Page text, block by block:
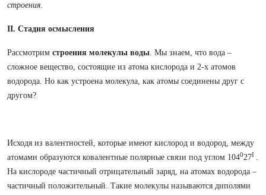
строения.
II. Стадия осмысления
Рассмотрим строения молекулы воды. Мы знаем, что вода –
сложное вещество, состоящие из атома кислорода и 2-х атомов
водорода. Но как устроена молекула, как атомы соединены друг с
другом?
Исходя из валентностей, которые имеют кислород и водород, между
атомами образуются ковалентные полярные связи под углом 104027I .
На кислороде частичный отрицательный заряд, на атомах водорода –
частичный положительный. Такие молекулы называются диполями